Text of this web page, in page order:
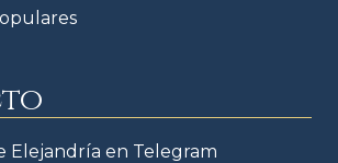
Elejandría en Telegram